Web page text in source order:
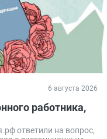
6 августа 2026
работника,
ответили на вопрос,